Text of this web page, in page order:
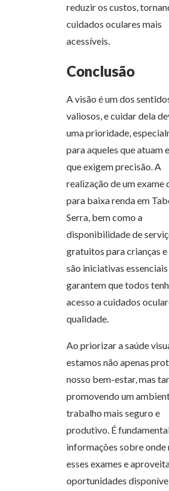
reduzir os custos,
cuidados oculares mais
acessíveis.
Conclusão
A visão é um dos
valiosos, e cuidar dela
uma prioridade,
para aqueles que atuam
que exigem precisão. A
realização de um exame
para baixa renda em
Serra, bem como a
disponibilidade de
gratuitos para crianças e
são iniciativas
garantem que todos
acesso a cuidados
qualidade.
Ao priorizar a saúde
estamos não apenas
nosso bem-estar, mas
promovendo um
trabalho mais seguro e
produtivo. É
informações sobre onde
esses exames e
oportunidades